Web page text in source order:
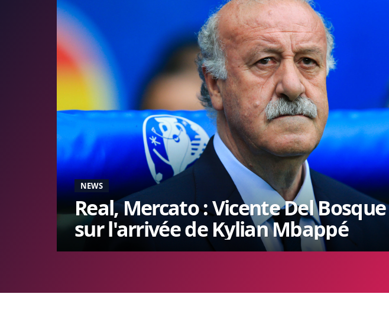
NEWS
Real, Mercato : Vicente Del
sur l'arrivée de Kylian Mbappé